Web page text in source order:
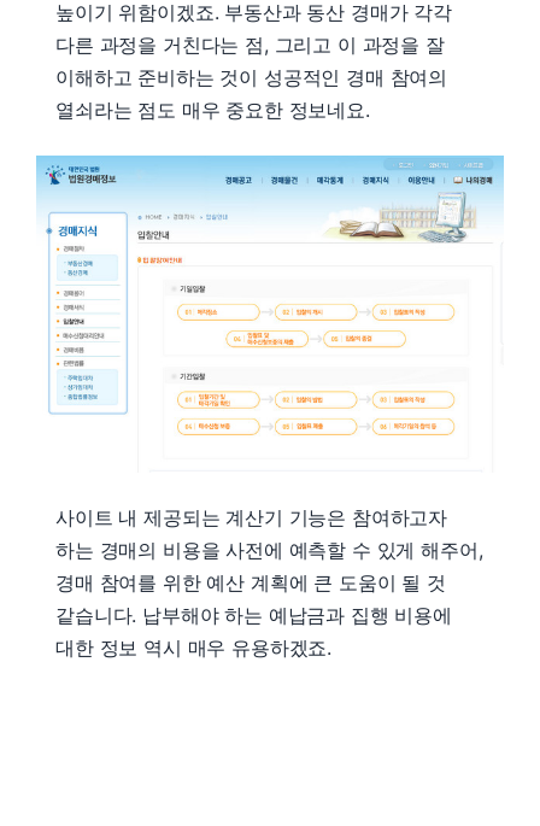
높이기 위함이겠죠. 부동산과 동산 경매가 각각
다른 과정을 거친다는 점, 그리고 이 과정을 잘
이해하고 준비하는 것이 성공적인 경매 참여의
열쇠라는 점도 매우 중요한 정보네요.
사이트 내 제공되는 계산기 기능은 참여하고자
하는 경매의 비용을 사전에 예측할 수 있게 해주어,
경매 참여를 위한 예산 계획에 큰 도움이 될 것
같습니다. 납부해야 하는 예납금과 집행 비용에
대한 정보 역시 매우 유용하겠죠.